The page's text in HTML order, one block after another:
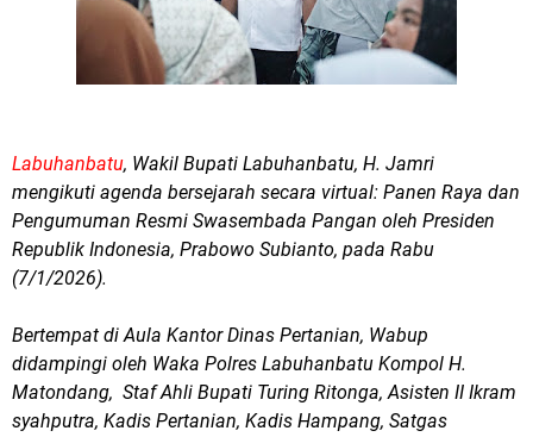
Labuhanbatu, Wakil Bupati Labuhanbatu, H. Jamri
mengikuti agenda bersejarah secara virtual: Panen Raya dan
Pengumuman Resmi Swasembada Pangan oleh Presiden
Republik Indonesia, Prabowo Subianto, pada Rabu
(7/1/2026).
​Bertempat di Aula Kantor Dinas Pertanian, Wabup
didampingi oleh Waka Polres Labuhanbatu Kompol H.
Matondang, Staf Ahli Bupati Turing Ritonga, Asisten II Ikram
syahputra, Kadis Pertanian, Kadis Hampang, Satgas